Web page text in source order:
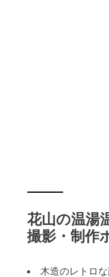
花山の温湯
撮影・制作
木造のレトロ